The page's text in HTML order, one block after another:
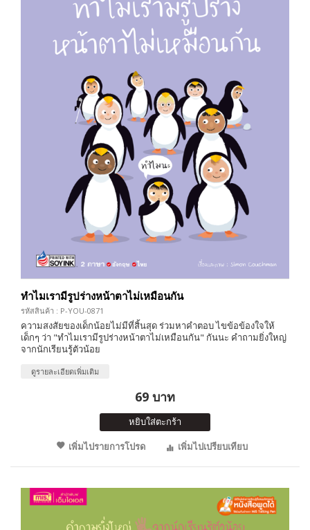
ทำไมเรามีรูปร่างหน้าตาไม่เหมือนกัน
รหัสสินค้า : P-YOU-0871
ความสงสัยของเด็กน้อยไม่มีที่สิ้นสุด ร่วมหาคำตอบ ไขข้อข้องใจให้
เด็กๆ ว่า "ทำไมเรามีรูปร่างหน้าตาไม่เหมือนกัน" กันนะ คำถามยิ่งใหญ่
จากนักเรียนรู้ตัวน้อย
ดูรายละเอียดเพิ่มเติม
69 บาท
หยิบใส่ตะกร้า
เพิ่มไปรายการโปรด
เพิ่มไปเปรียบเทียบ